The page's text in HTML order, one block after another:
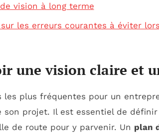
vision à long terme
sur les erreurs courantes à éviter
une vision claire et
les plus fréquentes pour un
son projet. Il est essentiel de
de route pour y parvenir. Un plan